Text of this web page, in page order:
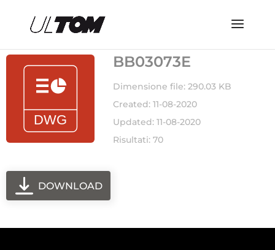
BB03073E
Dimensione file: 290.03 KB
Created: 11-08-2020
Updated: 11-08-2020
Risultati: 70
DOWNLOAD